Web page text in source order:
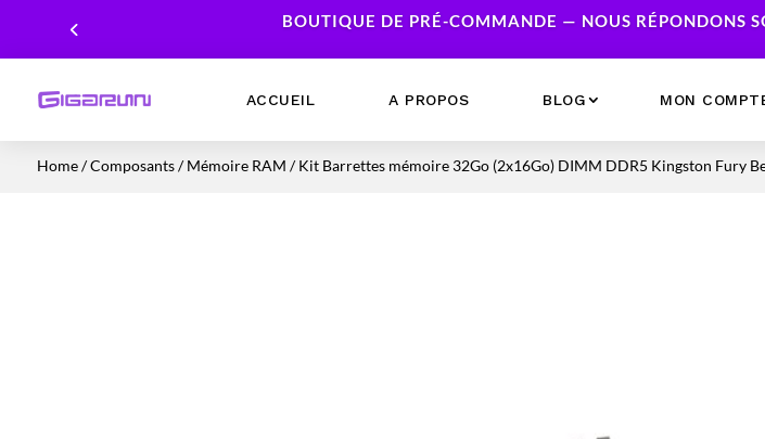
BOUTIQUE DE PRÉ-COMMANDE — NOUS RÉPONDONS
ACCUEIL A PROPOS BLOG MON
Home/Composants/Mémoire RAM / Kit Barrettes mémoire 32Go (2x16Go) DIMM DDR5 Kingston Fury